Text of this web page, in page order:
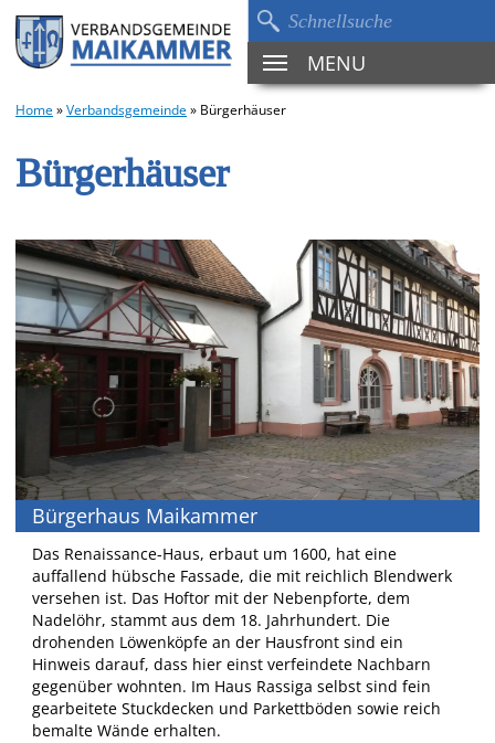
TOGGLE
NAVIGATION
MENU
Home»Verbandsgemeinde» Bürgerhäuser
Bürgerhäuser
Bürgerhaus Maikammer
Das Renaissance-Haus, erbaut um 1600, hat eine
auffallend hübsche Fassade, die mit reichlich Blendwerk
versehen ist. Das Hoftor mit der Nebenpforte, dem
Nadelöhr, stammt aus dem 18. Jahrhundert. Die
drohenden Löwenköpfe an der Hausfront sind ein
Hinweis darauf, dass hier einst verfeindete Nachbarn
gegenüber wohnten. Im Haus Rassiga selbst sind fein
gearbeitete Stuckdecken und Parkettböden sowie reich
bemalte Wände erhalten.